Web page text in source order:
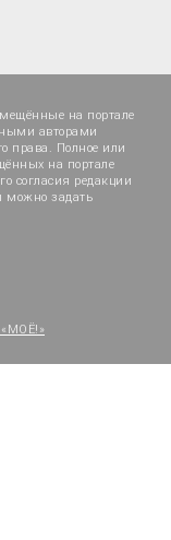
на портале
авторами
права. Полное или
на портале
согласия редакции
можно задать
«МОЁ!»